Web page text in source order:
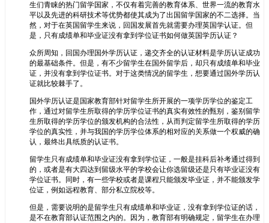
生们青睐的热门留学国家，不仅有着完善的教育体系、世界一流的教育水
平以及先进的科研技术等优势都使其成为了出国留学国家的不二选择。当
然，对于在英国留学生来说，回国发展首先就需要办理英国学认证。但
是，只有成绩单和毕业证没有拿到学位证书如何做英国学历认证？
众所周知，回国办理国外学历认证，递交齐全的认证材料是学历认证成功
的最基础条件。但是，有不少留学生在国外留学后，却只有成绩单和毕业
证，并没有拿到学位证书。对于这类情况的留学生，想要通过国外学历认
证就比较棘手了。
国外学历认证是国家教育部针对留学生所开展的一项学历学位的鉴定工
作，通过对留学生所取得的学历学位证书的真实有效性的甄别，鉴别留学
生所取得的学历学位的颁发机构的合法性，从而判定留学生所取得的学历
学位的真实性，并与我国的学历学位体系的相对应的关系做一个权威的确
认，最终出具纸质的认证书。
留学生只有成绩单和毕业证没有拿到学位证，一般是挂科后补考通过得到
的，或者是有大四达到留级水平的学校会让你选留级还是只有毕业证没有
学位证书。同时，有一些学校或者是课程只能颁发毕业证，并不能颁发学
位证，例如远程教育、部分私立院校等。
但是，需要说明的是留学生只有成绩单和毕业证，没有拿到学位证的话，
是不在教育部认证范围之内的。因为，教育部有明确规定，留学生在办理